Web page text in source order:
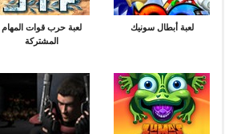
لعبة أبطال سونيك
لعبة حرب قوات المهام
المشتركة